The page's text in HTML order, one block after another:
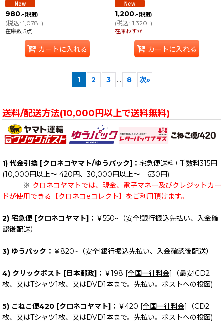
980.-(税別)
(税込: 1,078.-)
在庫数 5点
カートに入れる
1,200.-(税別)
(税込: 1,320.-)
在庫わずか
カートに入れる
1 2 3 ... 8 次»
送料/配送方法(10,000円以上で送料無料)
1) 代金引換 [クロネコヤマト/ゆうパック]： 宅急便送料+手数料315円
(10,000円以上～ 420円、30,000円以上～ 630円)
※ クロネコヤマトでは、現金、電子マネー及びクレジットカー
ドが使用できる【クロネコeコレクト】をご利用頂けます。
2) 宅急便 [クロネコヤマト]： ￥550~（安全!銀行振込先払い、入金確
認後配送）
3) ゆうパック： ￥820~（安全!銀行振込先払い、入金確認後配送）
4) クリックポスト [日本郵政]： ￥198 [全国一律料金]
（最安!CD2
枚、又はTシャツ1枚、又はDVD1本まで。先払い。ポストへの投函)
5) こねこ便420 [クロネコヤマト]： ￥420 [全国一律料金]
（CD2
枚、又はTシャツ1枚、又はDVD1本まで。先払い。ポストへの投函)